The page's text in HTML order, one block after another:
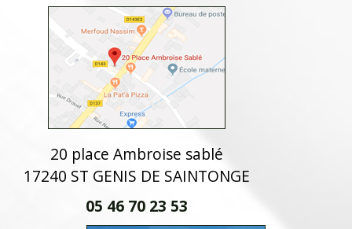
20 place Ambroise sablé
17240 ST GENIS DE SAINTONGE
05 46 70 23 53